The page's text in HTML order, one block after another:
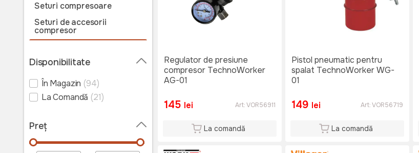
Seturi compresoare
Seturi de accesorii
compresor
compresoare
Pompe de mână
Disponibilitate
În Magazin (94)
La Comandă (21)
Preț
Regulator de presiune
compresor TechnoWorker
AG-01
145 lei Art:VOR56911
La comandă
Pistol pneumatic pentru
spalat TechnoWorker WG-
01
149 lei Art:VOR56719
La comandă